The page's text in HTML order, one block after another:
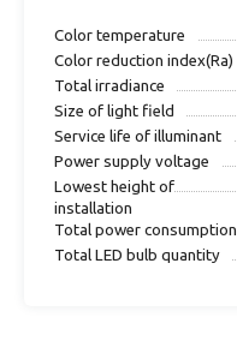
Color temperature
Color reduction index(Ra)
Total irradiance
Size of light field
Service life of illuminant
Power supply voltage
Lowest height of
installation
Total power consumption
Total LED bulb quantity